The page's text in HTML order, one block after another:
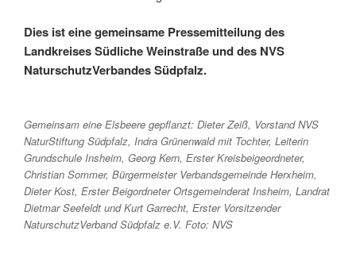
Dies ist eine gemeinsame Pressemitteilung des
Landkreises Südliche Weinstraße und des NVS
NaturschutzVerbandes Südpfalz.
Gemeinsam eine Elsbeere gepflanzt: Dieter Zeiß, Vorstand NVS
NaturStiftung Südpfalz, Indra Grünenwald mit Tochter, Leiterin
Grundschule Insheim, Georg Kern, Erster Kreisbeigeordneter,
Christian Sommer, Bürgermeister Verbandsgemeinde Herxheim,
Dieter Kost, Erster Beigordneter Ortsgemeinderat Insheim, Landrat
Dietmar Seefeldt und Kurt Garrecht, Erster Vorsitzender
NaturschutzVerband Südpfalz e.V. Foto: NVS